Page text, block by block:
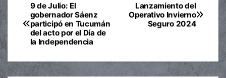
Navegación
de
entradas
Lanzamiento del
Operativo Invierno
Seguro 2024
9 de Julio: El
gobernador Sáenz
participó en Tucumán
del acto por el Día de
la Independencia